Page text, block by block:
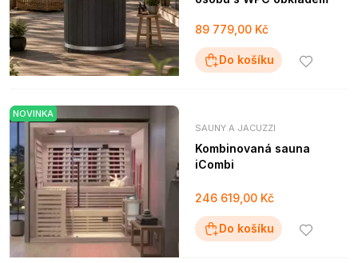
89 779,00 Kč
Do košíku
NOVINKA
SAUNY A JACUZZI
Kombinovaná sauna
iCombi
246 619,00 Kč
Do košíku